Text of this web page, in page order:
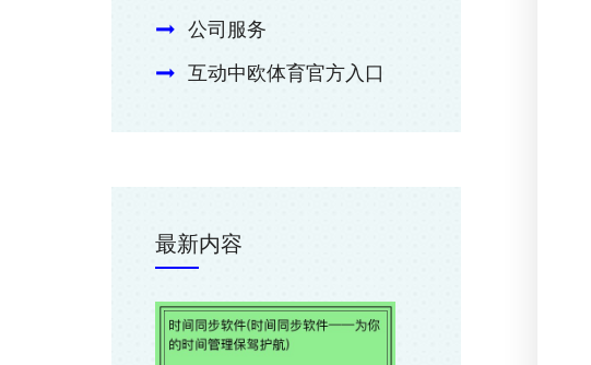
公司服务
互动中欧体育官方入口
最新内容